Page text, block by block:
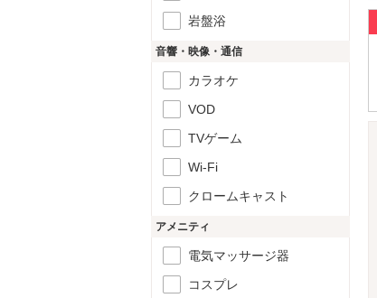
岩盤浴
音響・映像・通信
カラオケ
VOD
TVゲーム
Wi-Fi
クロームキャスト
アメニティ
電気マッサージ器
コスプレ